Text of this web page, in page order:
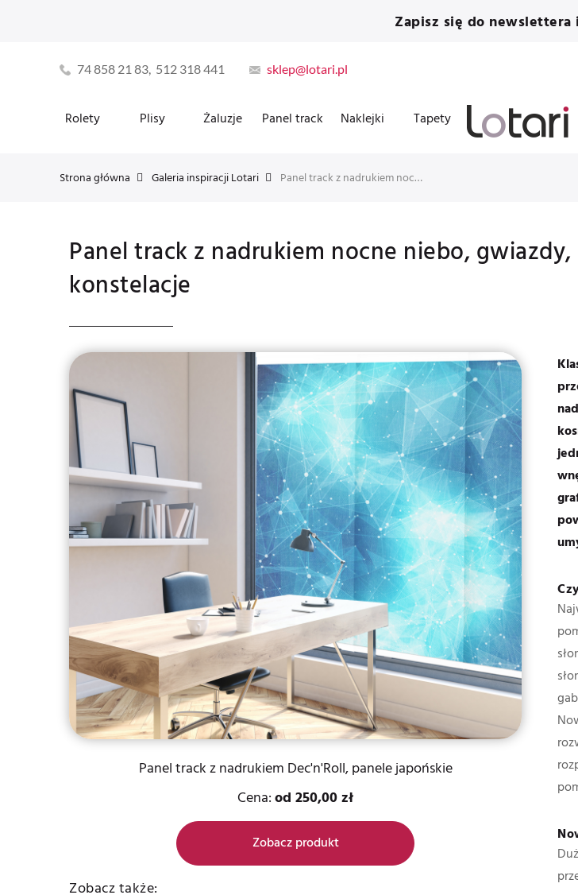
Zapisz się do newslettera
74 858 21 83, 512 318 441 sklep@lotari.pl
Rolety Plisy Żaluzje Panel track Naklejki Tapety
Strona główna Galeria inspiracji Lotari Panel track z nadrukiem nocne niebo, gwiazdy, konstelacje
Panel track z nadrukiem nocne niebo, gwiazdy,
konstelacje
Panel track z nadrukiem Dec'n'Roll, panele japońskie
Cena:od 250,00 zł
Zobacz produkt
Zobacz także: